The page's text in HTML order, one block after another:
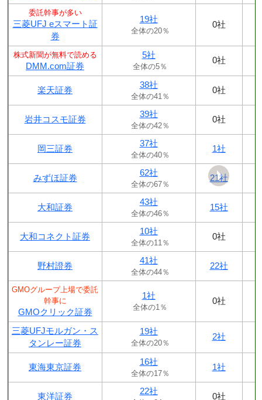
委託幹事が多い
三菱UFJ eスマート証
券
19社
全体の20％
0社
株式新聞が無料で読める
DMM.com証券
5社
全体の5％
0社
楽天証券
38社
全体の41％
0社
岩井コスモ証券
39社
全体の42％
0社
岡三証券
37社
全体の40％
1社
みずほ証券
62社
全体の67％
21社
大和証券
43社
全体の46％
15社
大和コネクト証券
10社
全体の11％
0社
野村證券
41社
全体の44％
22社
GMOグループ上場で委託
幹事に
GMOクリック証券
1社
全体の1％
0社
三菱UFJモルガン・ス
タンレー証券
19社
全体の20％
2社
東海東京証券
16社
全体の17％
1社
東洋証券
22社
0社